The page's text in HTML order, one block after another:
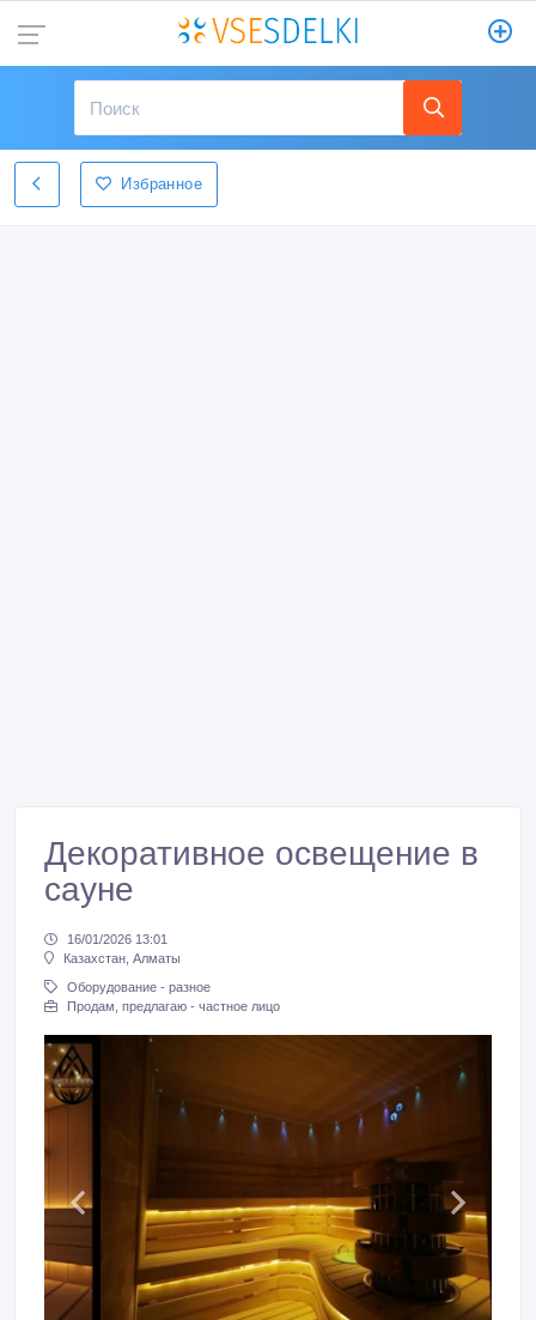
Избранное
Декоративное освещение в
сауне
16/01/2026 13:01
Казахстан, Алматы
Оборудование - разное
Продам, предлагаю - частное лицо